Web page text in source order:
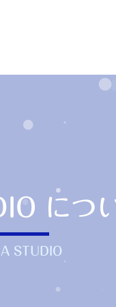
につ
STUDIO